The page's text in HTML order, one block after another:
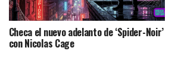
Checa el nuevo adelanto de ‘Spider-Noir’
con Nicolas Cage